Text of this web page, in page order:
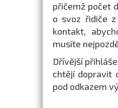
přičemž počet
o svoz řidiče
kontakt,
musíte
Dřívější
chtějí dopravit
pod odkazem